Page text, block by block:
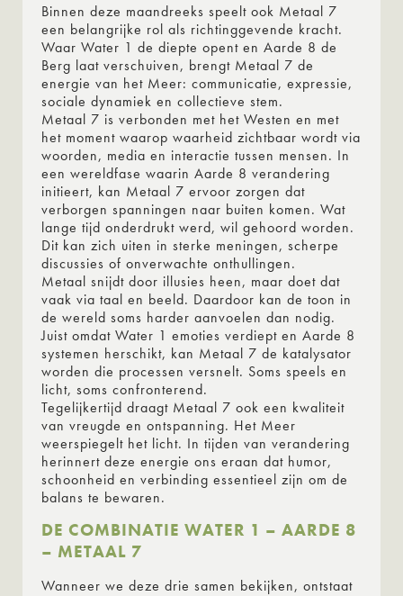
Binnen deze maandreeks speelt ook Metaal 7
een belangrijke rol als richtinggevende kracht.
Waar Water 1 de diepte opent en Aarde 8 de
Berg laat verschuiven, brengt Metaal 7 de
energie van het Meer: communicatie, expressie,
sociale dynamiek en collectieve stem.
Metaal 7 is verbonden met het Westen en met
het moment waarop waarheid zichtbaar wordt via
woorden, media en interactie tussen mensen. In
een wereldfase waarin Aarde 8 verandering
initieert, kan Metaal 7 ervoor zorgen dat
verborgen spanningen naar buiten komen. Wat
lange tijd onderdrukt werd, wil gehoord worden.
Dit kan zich uiten in sterke meningen, scherpe
discussies of onverwachte onthullingen.
Metaal snijdt door illusies heen, maar doet dat
vaak via taal en beeld. Daardoor kan de toon in
de wereld soms harder aanvoelen dan nodig.
Juist omdat Water 1 emoties verdiept en Aarde 8
systemen herschikt, kan Metaal 7 de katalysator
worden die processen versnelt. Soms speels en
licht, soms confronterend.
Tegelijkertijd draagt Metaal 7 ook een kwaliteit
van vreugde en ontspanning. Het Meer
weerspiegelt het licht. In tijden van verandering
herinnert deze energie ons eraan dat humor,
schoonheid en verbinding essentieel zijn om de
balans te bewaren.
DE COMBINATIE WATER 1 – AARDE 8
– METAAL 7
Wanneer we deze drie samen bekijken, ontstaat